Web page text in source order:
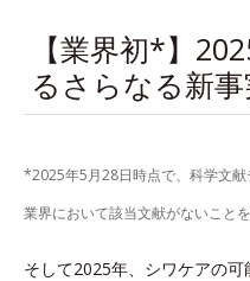
【業界初*】
るさらなる新事
*2025年5月28日時点で、科学文
業界において該当文献がないこと
そして2025年、シワケアの